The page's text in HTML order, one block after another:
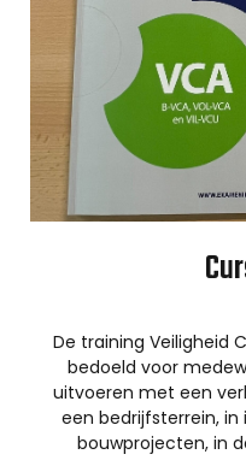
De training Veiligheid
bedoeld voor
uitvoeren met een
een bedrijfsterrein, in
bouwprojecten, in